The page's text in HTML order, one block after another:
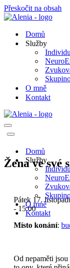
Přeskočit na obsah
Domů
Služby
O mně
Kontakt
Navigační
menu
Navigační
Domů
Služby
O mně
Kontakt
Žena ve své
Pátek 17.
- 15:00
Místo konání:
Od nepaměti